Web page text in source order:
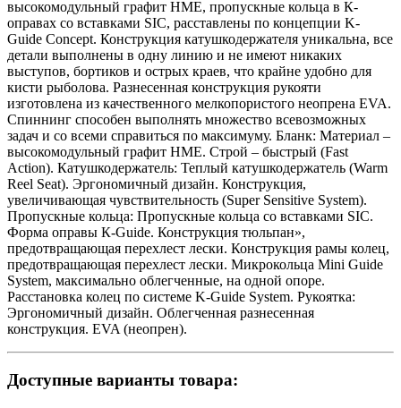
высокомодульный графит HME, пропускные кольца в К-
оправах со вставками SIC, расставлены по концепции K-
Guide Concept. Конструкция катушкодержателя уникальна, все
детали выполнены в одну линию и не имеют никаких
выступов, бортиков и острых краев, что крайне удобно для
кисти рыболова. Разнесенная конструкция рукояти
изготовлена из качественного мелкопористого неопрена EVA.
Спиннинг способен выполнять множество всевозможных
задач и со всеми справиться по максимуму. Бланк: Материал –
высокомодульный графит HME. Строй – быстрый (Fast
Action). Катушкодержатель: Теплый катушкодержатель (Warm
Reel Seat). Эргономичный дизайн. Конструкция,
увеличивающая чувствительность (Super Sensitive System).
Пропускные кольца: Пропускные кольца cо вставками SIC.
Форма оправы К-Guide. Конструкция тюльпан»,
предотвращающая перехлест лески. Конструкция рамы колец,
предотвращающая перехлест лески. Микрокольца Mini Guide
System, максимально облегченные, на одной опоре.
Расстановка колец по системе K-Guide System. Рукоятка:
Эргономичный дизайн. Облегченная разнесенная
конструкция. EVA (неопрен).
Доступные варианты товара: